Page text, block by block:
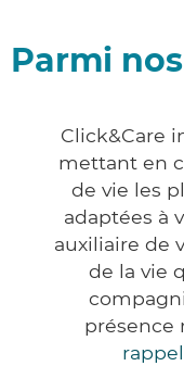
Parmi
Click&Care
mettant en
de vie les
adaptées à
auxiliaire de
de la vie
présence